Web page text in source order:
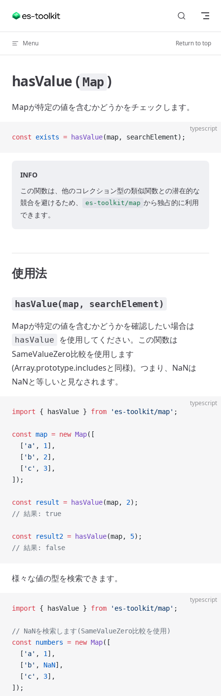
Skip to content
Menu Return to top
hasValue ( Map )
Mapが特定の値を含むかどうかをチェックします。
typescript
const exists = hasValue(map, searchElement);
INFO
この関数は、他のコレクション型の類似関数との潜在的な
競合を避けるため、
es-toolkit/map から独占的に利用
できます。
使用法
hasValue(map, searchElement)
Mapが特定の値を含むかどうかを確認したい場合は
hasValue
を使用してください。この関数は
SameValueZero比較を使用します
(Array.prototype.includesと同様)。つまり、NaNは
NaNと等しいと見なされます。
typescript
import { hasValue } from 'es-toolkit/map' ;
const map = new Map([
  [
'a' , 1 ],
  [
'b' , 2],
  [
'c' , 3],
]);
const result = hasValue(map, 2);
// 結果: true
const result2 = hasValue(map, 5);
// 結果: false
様々な値の型を検索できます。
typescript
import { hasValue } from 'es-toolkit/map' ;
// NaNを検索します(SameValueZero比較を使用)
const numbers = new Map([
  [
'a' , 1 ],
  [
'b' , NaN],
  [
'c' , 3],
]);